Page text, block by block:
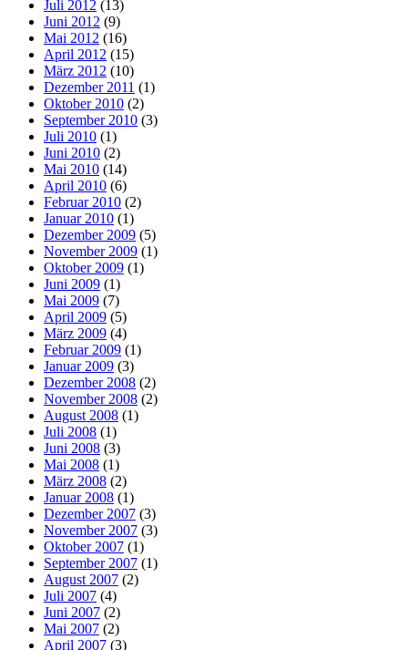
Juli 2012 (13)
Juni 2012 (9)
Mai 2012 (16)
April 2012 (15)
März 2012 (10)
Dezember 2011 (1)
Oktober 2010 (2)
September 2010 (3)
Juli 2010 (1)
Juni 2010 (2)
Mai 2010 (14)
April 2010 (6)
Februar 2010 (2)
Januar 2010 (1)
Dezember 2009 (5)
November 2009 (1)
Oktober 2009 (1)
Juni 2009 (1)
Mai 2009 (7)
April 2009 (5)
März 2009 (4)
Februar 2009 (1)
Januar 2009 (3)
Dezember 2008 (2)
November 2008 (2)
August 2008 (1)
Juli 2008 (1)
Juni 2008 (3)
Mai 2008 (1)
März 2008 (2)
Januar 2008 (1)
Dezember 2007 (3)
November 2007 (3)
Oktober 2007 (1)
September 2007 (1)
August 2007 (2)
Juli 2007 (4)
Juni 2007 (2)
Mai 2007 (2)
April 2007 (3)